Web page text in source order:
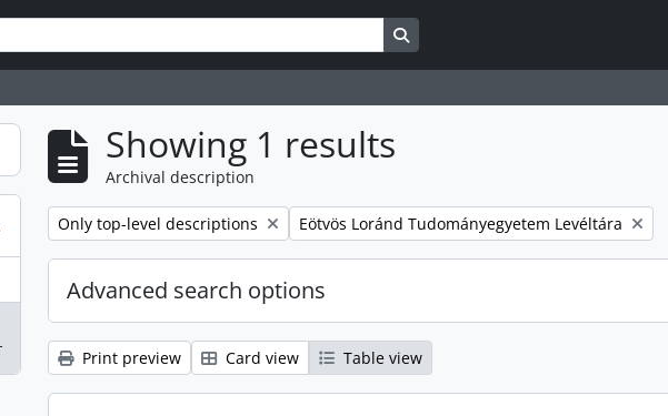
Search in browse page
Showing 1 results
Archival description
Remove filter:
Only top-level descriptions Remove filter:
Eötvös Loránd Tudományegyetem Levéltára
Advanced search options
Print preview Card view Table view